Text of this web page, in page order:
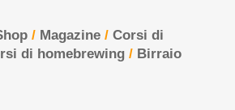
/ Magazine / Corsi di
di homebrewing / Birraio